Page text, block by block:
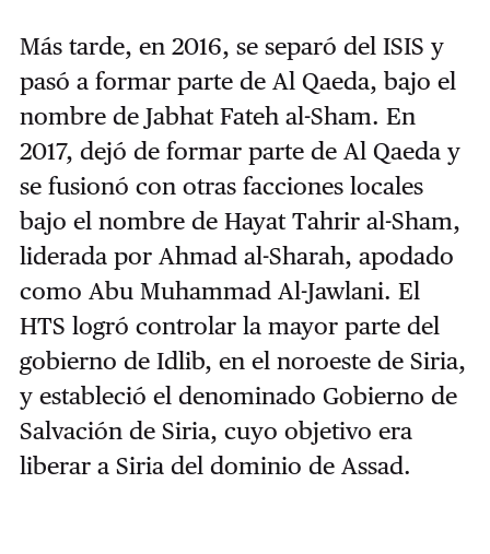
Más tarde, en 2016, se separó del ISIS y
pasó a formar parte de Al Qaeda, bajo el
nombre de Jabhat Fateh al-Sham. En
2017, dejó de formar parte de Al Qaeda y
se fusionó con otras facciones locales
bajo el nombre de Hayat Tahrir al-Sham,
liderada por Ahmad al-Sharah, apodado
como Abu Muhammad Al-Jawlani. El
HTS logró controlar la mayor parte del
gobierno de Idlib, en el noroeste de Siria,
y estableció el denominado Gobierno de
Salvación de Siria, cuyo objetivo era
liberar a Siria del dominio de Assad.